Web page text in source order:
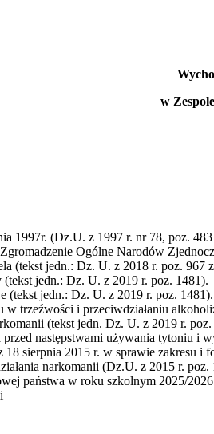
w
1997r. (Dz.U. z 1997 r. nr 78, poz. 483
Ogólne Narodów
(tekst jedn.: Dz. U. z 2018 r. poz. 967
jedn.: Dz. U. z 2019 r. poz. 1481).
(tekst jedn.: Dz. U. z 2019 r. poz. 1481).
trzeźwości i przeciwdziałaniu
(tekst jedn. Dz. U. z 2019 r. poz.
następstwami używania tytoniu i
sierpnia 2015 r. w sprawie zakresu i
narkomanii (Dz.U. z 2015 r. poz.
państwa w roku szkolnym 2025/